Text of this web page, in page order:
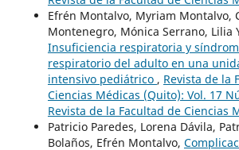
Efrén Montalvo, Myriam Montalvo,
Montenegro, Mónica Serrano, Lilia
Insuficiencia respiratoria y
respiratorio del adulto en una
intensivo pediátrico , Revista de la
Ciencias Médicas (Quito): Vol. 17
Revista de la Facultad de Ciencias
Patricio Paredes, Lorena Dávila,
Bolaños, Efrén Montalvo,